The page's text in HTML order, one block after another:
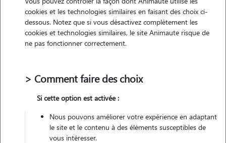
Non véhiculé
Contacter
cookies et les technologies similaires en faisant des choix ci-
dessous. Notez que si vous désactivez complètement les
cookies et technologies similaires, le site Animaute risque de
ne pas fonctionner correctement.
> Comment faire des choix
Si cette option est activée :
Nous pouvons améliorer votre expérience en adaptant
le site et le contenu à des éléments susceptibles de
vous intéresser.